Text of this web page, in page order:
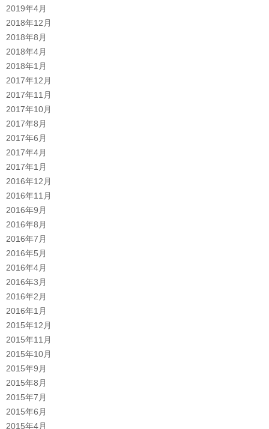
2019年4月
2018年12月
2018年8月
2018年4月
2018年1月
2017年12月
2017年11月
2017年10月
2017年8月
2017年6月
2017年4月
2017年1月
2016年12月
2016年11月
2016年9月
2016年8月
2016年7月
2016年5月
2016年4月
2016年3月
2016年2月
2016年1月
2015年12月
2015年11月
2015年10月
2015年9月
2015年8月
2015年7月
2015年6月
2015年4月